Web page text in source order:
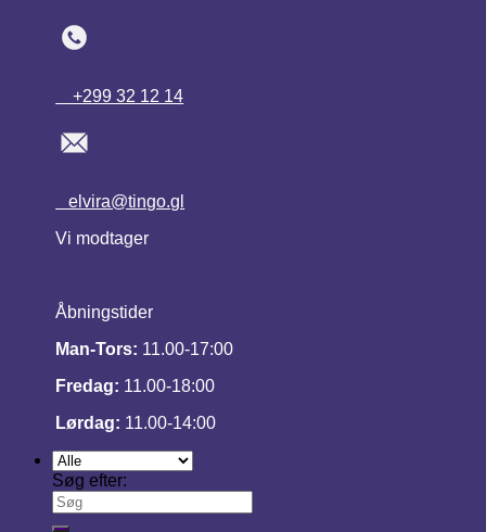
+299 32 12 14
elvira@tingo.gl
Vi modtager
Åbningstider
Man-Tors: 11.00-17:00
Fredag: 11.00-18:00
Lørdag: 11.00-14:00
Søg efter: